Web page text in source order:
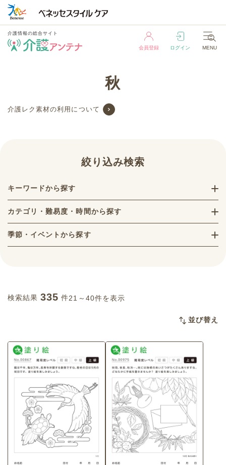
介護情報の総合サイト
会員登録 ログイン MENU
秋
介護レク素材の利用について
絞り込み検索
キーワードから探す
カテゴリ・難易度・時間から探す
季節・イベントから探す
検索結果 335 件21～40件を表示
並び替え